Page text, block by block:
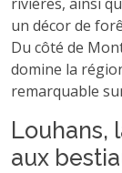
un décor de
Du côté de
domine la
remarquable
Louhans,
aux